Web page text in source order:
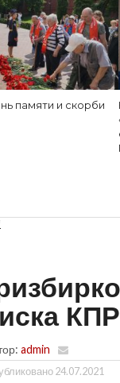
памяти и скорби
admin
24.07.2021